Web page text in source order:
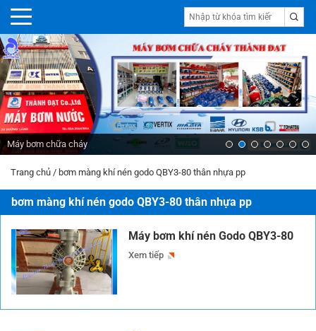
Máy bơm chữa cháy
Trang chủ / bơm màng khí nén godo QBY3-80 thân nhựa pp
bơm màng khí nén godo QBY3-80 thân nhựa pp
Máy bơm khí nén Godo QBY3-80
Xem tiếp